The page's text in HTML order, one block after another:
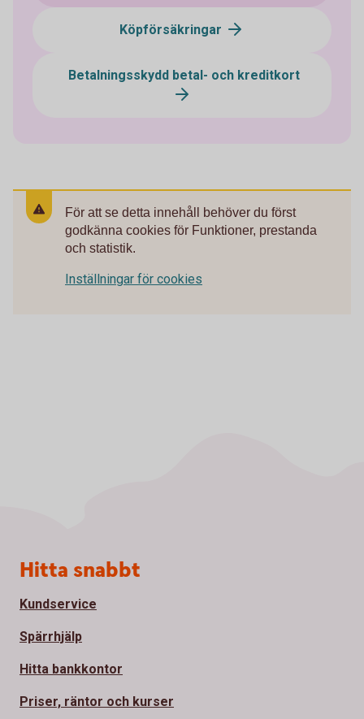
Köpförsäkringar
Betalningsskydd betal- och kreditkort
För att se detta innehåll behöver du först
godkänna cookies för Funktioner, prestanda
och statistik.
Inställningar för cookies
Sidfot
Hitta snabbt
Kundservice
Spärrhjälp
Hitta bankkontor
Priser, räntor och kurser